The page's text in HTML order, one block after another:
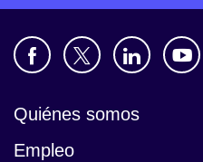
Quiénes somos
Empleo